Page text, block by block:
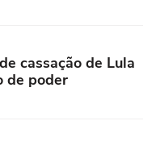
cassação de Lula
de poder